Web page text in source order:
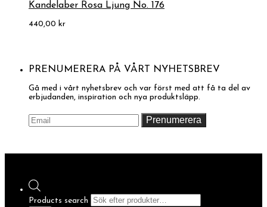
Kandelaber Rosa Ljung No. 176
440,00 kr
PRENUMERERA PÅ VÅRT NYHETSBREV
Gå med i vårt nyhetsbrev och var först med att få ta del av
erbjudanden, inspiration och nya produktsläpp.
Products search